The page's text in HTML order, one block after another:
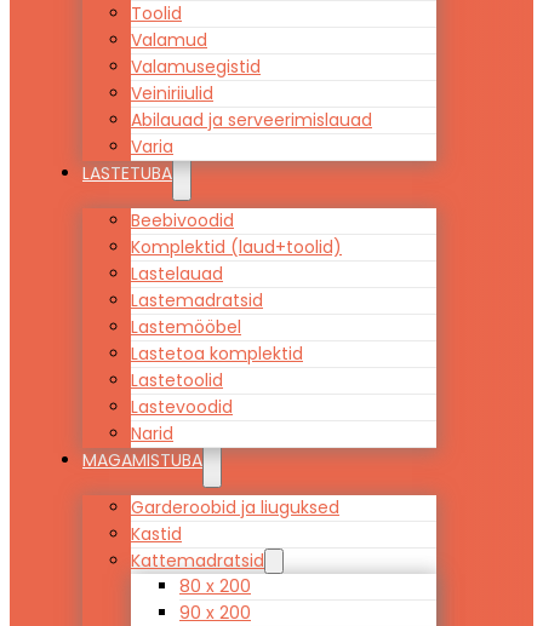
Toolid
Valamud
Valamusegistid
Veiniriiulid
Abilauad ja serveerimislauad
Varia
LASTETUBA
Beebivoodid
Komplektid (laud+toolid)
Lastelauad
Lastemadratsid
Lastemööbel
Lastetoa komplektid
Lastetoolid
Lastevoodid
Narid
MAGAMISTUBA
Garderoobid ja liuguksed
Kastid
Kattemadratsid
80 x 200
90 x 200